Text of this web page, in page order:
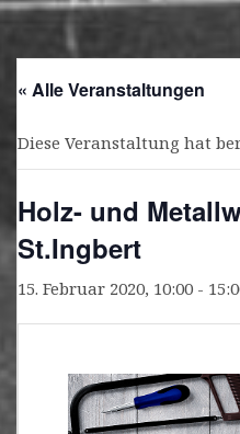
« Alle Veranstaltungen
Diese Veranstaltung hat
Holz- und
St.Ingbert
15. Februar 2020, 10:00 -